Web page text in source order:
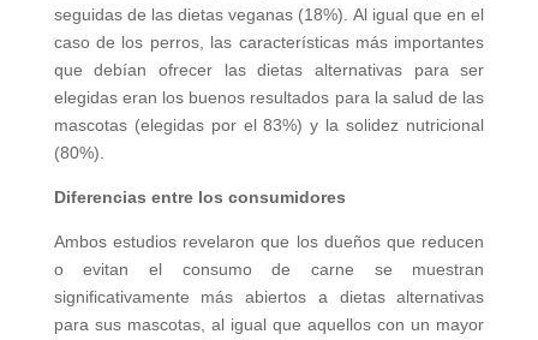
seguidas de las dietas veganas (18%). Al igual que en el
caso de los perros, las características más importantes
que debían ofrecer las dietas alternativas para ser
elegidas eran los buenos resultados para la salud de las
mascotas (elegidas por el 83%) y la solidez nutricional
(80%).
Diferencias entre los consumidores
Ambos estudios revelaron que los dueños que reducen
o evitan el consumo de carne se muestran
significativamente más abiertos a dietas alternativas
para sus mascotas, al igual que aquellos con un mayor